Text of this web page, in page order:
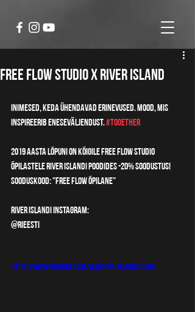
FREE FLOW STUDIO X RIVER ISLAND
Inimesed, keda ühendavad erinevused. Mood, mis
inspireerib eneseväljendust. #together
2019 aasta lõpuni on kõigile Free Flow Studio
õpilastele River Islandi poodides -20% soodustus!
Sooduskood: "FREE FLOW ÕPILANE"
RIVER ISLANDI INSTAGRAM:
@rieesti
https://www.youtube.com/watch?v=JsvHnX3dn5g